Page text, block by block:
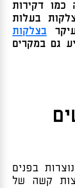
כמו דקירות
בעלות
בצלקות
גם במקרים
בפנים
קשה של